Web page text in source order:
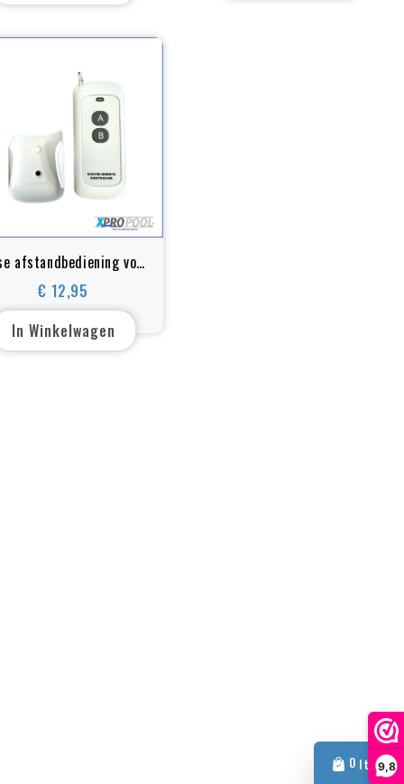
9,8
0 Item
afstandbediening voor
controlesysteem 2
aderig
€ 12,95
Prijs
In Winkelwagen